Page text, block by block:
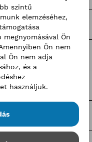
szintű
elemzéséhez,
megnyomásával Ön
Ön nem
Ön nem adja
és a
használjuk.